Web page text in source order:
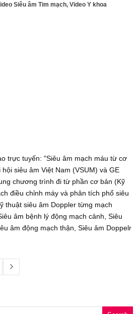
Siêu âm Tim mạch, Video Y khoa
trực tuyến: "Siêu âm mạch máu từ cơ
siêu âm Việt Nam (VSUM) và GE
chương trình đi từ phần cơ bản (Kỹ
điều chỉnh máy và phân tích phổ siêu
thuật siêu âm Doppler từng mạch
âm bệnh lý động mạch cảnh, Siêu
âm động mạch thận, Siêu âm Doppelr